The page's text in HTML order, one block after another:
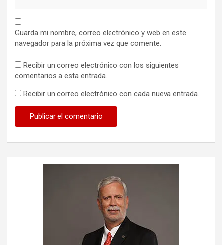
Guarda mi nombre, correo electrónico y web en este
navegador para la próxima vez que comente.
Recibir un correo electrónico con los siguientes
comentarios a esta entrada.
Recibir un correo electrónico con cada nueva entrada.